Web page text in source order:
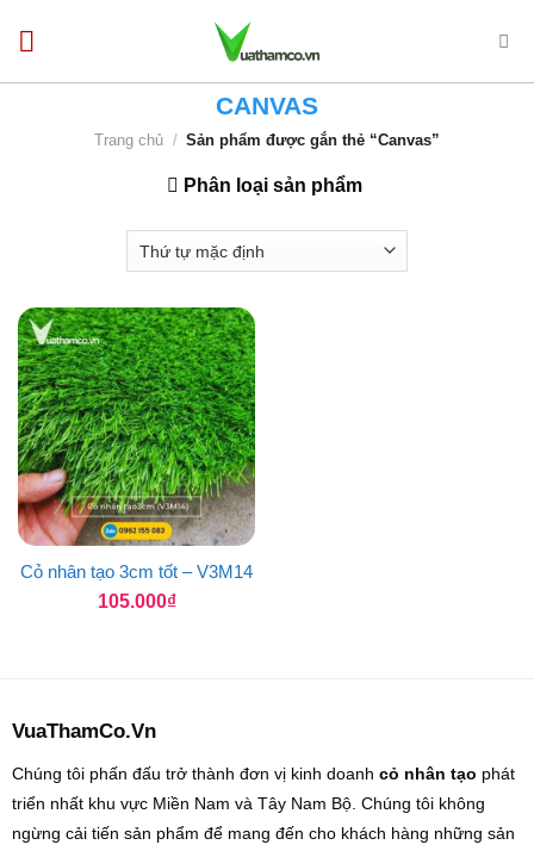
CANVAS
Trang chủ / Sản phẩm được gắn thẻ “Canvas”
Phân loại sản phẩm
Cỏ nhân tạo 3cm tốt – V3M14
105.000₫
VuaThamCo.Vn
Chúng tôi phấn đấu trở thành đơn vị kinh doanh cỏ nhân tạo phát
triển nhất khu vực Miền Nam và Tây Nam Bộ. Chúng tôi không
ngừng cải tiến sản phẩm để mang đến cho khách hàng những sản